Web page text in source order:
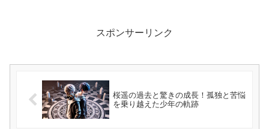
スポンサーリンク
桜遥の過去と驚きの成長！孤独と苦悩
を乗り越えた少年の軌跡